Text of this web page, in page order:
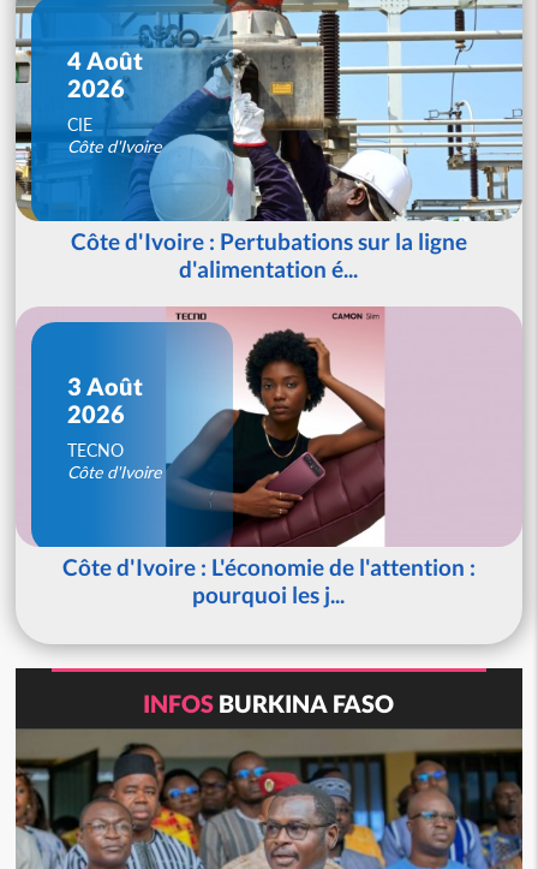
4 Août
2026
CIE
Côte d'Ivoire
Côte d'Ivoire : Pertubations sur la ligne
d'alimentation é...
3 Août
2026
TECNO
Côte d'Ivoire
Côte d'Ivoire : L'économie de l'attention :
pourquoi les j...
INFOS BURKINA FASO